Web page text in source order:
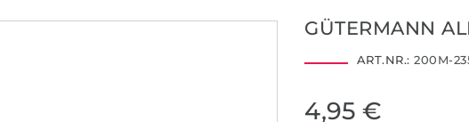
GÜTERMANN
ART.NR.: 200M-
4,95 €